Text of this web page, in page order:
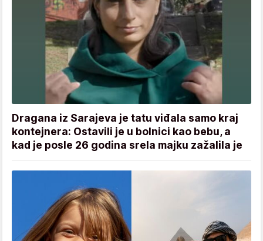
Dragana iz Sarajeva je tatu viđala samo kraj
kontejnera: Ostavili je u bolnici kao bebu, a
kad je posle 26 godina srela majku zažalila je